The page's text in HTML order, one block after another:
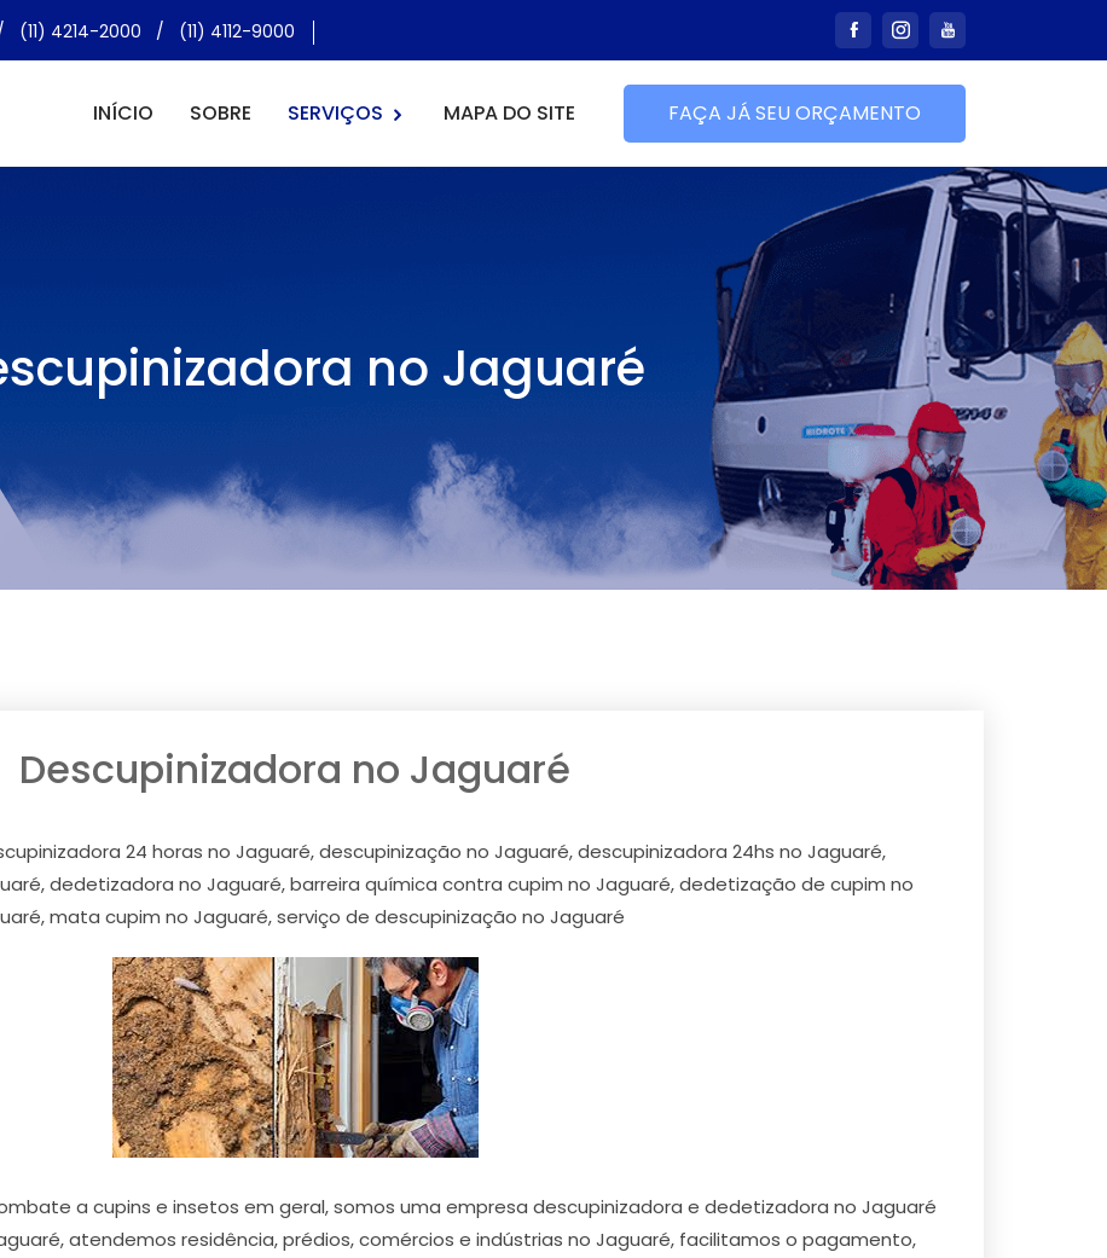
(11) 4214-2000 / (11) 4112-9000
INÍCIO SOBRE SERVIÇOS MAPA DO SITE FAÇA JÁ SEU ORÇAMENTO
no Jaguaré
Descupinizadora no Jaguaré
24 horas no Jaguaré, descupinização no Jaguaré, descupinizadora 24hs no Jaguaré,
dedetizadora no Jaguaré, barreira química contra cupim no Jaguaré, dedetização de cupim no
mata cupim no Jaguaré, serviço de descupinização no Jaguaré
a cupins e insetos em geral, somos uma empresa descupinizadora e dedetizadora no Jaguaré
atendemos residência, prédios, comércios e indústrias no Jaguaré, facilitamos o pagamento,